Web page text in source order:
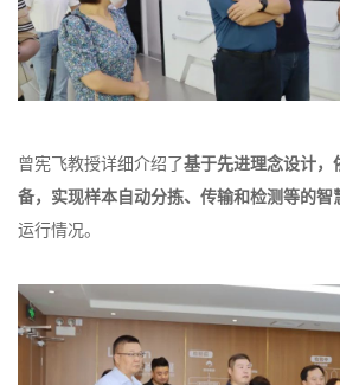
曾宪飞教授详细介绍了基于先进理念设计
备，实现样本自动分拣、传输和检测等的
运行情况。